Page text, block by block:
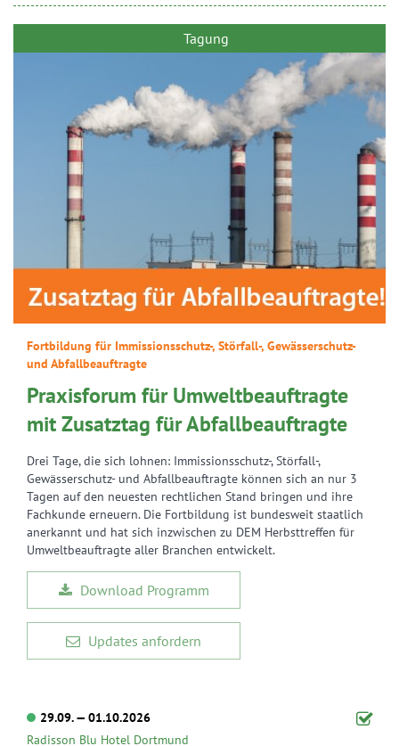
Tagung
Fortbildung für Immissionsschutz-, Störfall-, Gewässerschutz-
und Abfallbeauftragte
Praxisforum für Umweltbeauftragte
mit Zusatztag für Abfallbeauftragte
Drei Tage, die sich lohnen: Immissionsschutz-, Störfall-,
Gewässerschutz- und Abfallbeauftragte können sich an nur 3
Tagen auf den neuesten rechtlichen Stand bringen und ihre
Fachkunde erneuern. Die Fortbildung ist bundesweit staatlich
anerkannt und hat sich inzwischen zu DEM Herbsttreffen für
Umweltbeauftragte aller Branchen entwickelt.
Download Programm
Updates anfordern
29.09. — 01.10.2026
Radisson Blu Hotel Dortmund